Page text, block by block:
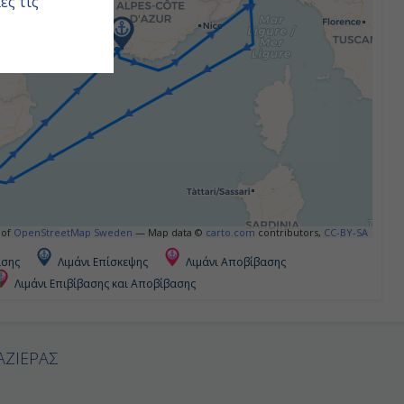
OpenStreetMap Sweden — Map data © carto.com contributors, CC-BY-SA
Λιμάνι Επίσκεψης
Λιμάνι Αποβίβασης
Λιμάνι Επιβίβασης και Αποβίβασης